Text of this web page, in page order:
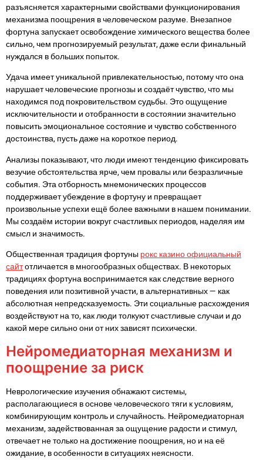
разъясняется характерными свойствами функционирования
механизма поощрения в человеческом разуме. Внезапное
фортуна запускает освобождение химического вещества более
сильно, чем прогнозируемый результат, даже если финальный
нуждался в больших попыток.
Удача имеет уникальной привлекательностью, потому что она
нарушает человеческие прогнозы и создаёт чувство, что мы
находимся под покровительством судьбы. Это ощущение
исключительности и отобранности в состоянии значительно
повысить эмоциональное состояние и чувство собственного
достоинства, пусть даже на короткое период.
Анализы показывают, что люди имеют тенденцию фиксировать
везучие обстоятельства ярче, чем провалы или безразличные
события. Эта отборность мнемонических процессов
поддерживает убеждение в фортуну и превращает
произвольные успехи ещё более важными в нашем понимании.
Мы создаём истории вокруг счастливых периодов, наделяя им
смысл и значимость.
Общественная традиция фортунырокс казино официальный
сайтотличается в многообразных обществах. В некоторых
традициях фортуна воспринимается как следствие верного
поведения или позитивной участи, в альтернативных — как
абсолютная непредсказуемость. Эти социальные расхождения
воздействуют на то, как люди толкуют счастливые случаи и до
какой мере сильно они от них зависят психически.
Нейромедиаторная механизм и
поощрение за риск
Неврологические изучения обнажают системы,
располагающиеся в основе человеческого тяги к условиям,
комбинирующим контроль и случайность. Нейромедиаторная
механизм, задействованная за ощущение радости и стимул,
отвечает не только на достижение поощрения, но и на её
ожидание, в особенности в ситуациях неясности.